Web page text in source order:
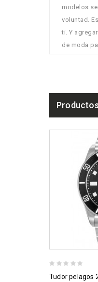
modelos
voluntad.
ti. Y
de moda
tudor pelagos 2015 unisex 25500tn